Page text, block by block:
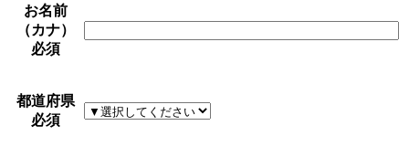
お名前
（カナ）
必須
都道府県
必須